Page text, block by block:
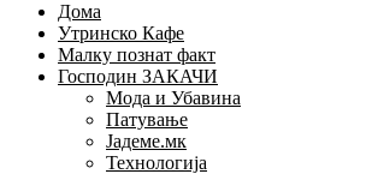
Дома
Утринско Кафе
Малку познат факт
Господин ЗАКАЧИ
Мода и Убавина
Патување
Јадеме.мк
Технологија